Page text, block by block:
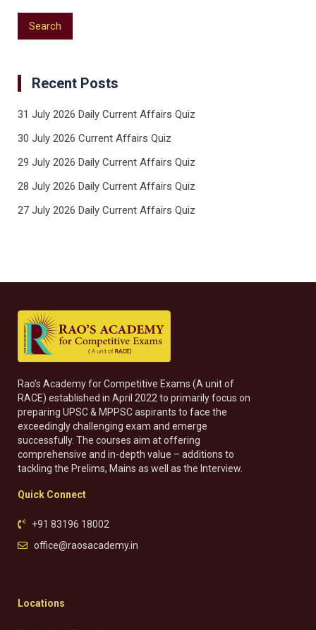
Recent Posts
31 July 2026 Daily Current Affairs Quiz
30 July 2026 Current Affairs Quiz
29 July 2026 Daily Current Affairs Quiz
28 July 2026 Daily Current Affairs Quiz
27 July 2026 Daily Current Affairs Quiz
Rao’s Academy for Competitive Exams (A unit of
RACE) established in April 2022 to primarily focus on
preparing UPSC & MPPSC aspirants to face the
exceedingly challenging exam and emerge
successfully. The courses aim at offering
comprehensive and in-depth value – additions to
tackling the Prelims, Mains as well as the Interview.
Quick Connect
+91 83196 18002
office@raosacademy.in
Locations